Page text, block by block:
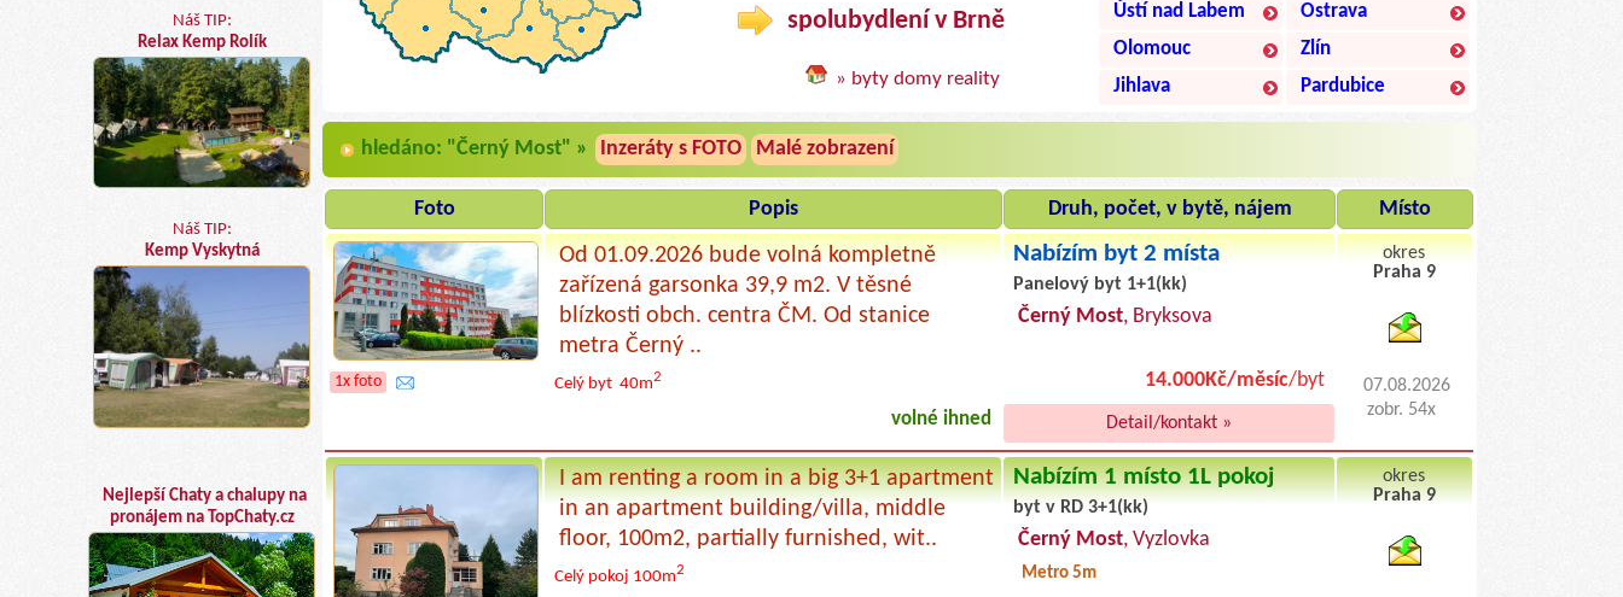
Náš TIP:
Relax Kemp Rolík
Náš TIP:
Kemp Vyskytná
Nejlepší Chaty a chalupy na
pronájem na TopChaty.cz
spolubydlení v Brně
» byty domy reality
Ústí nad Labem
Ostrava
Olomouc
Zlín
Jihlava
Pardubice
hledáno: "Černý Most" » Inzeráty s FOTO Malé zobrazení
Foto Popis Druh, počet, v bytě, nájem Místo
1x foto
Od 01.09.2026 bude volná kompletně
zařízená garsonka 39,9 m2. V těsné
blízkosti obch. centra ČM. Od stanice
metra Černý ..
Celý byt40m2
volné ihned
Nabízím byt 2 místa
Panelový byt 1+1(kk)
Černý Most, Bryksova
14.000Kč/měsíc/byt
Detail/kontakt »
okres
Praha 9
07.08.2026
zobr. 54x
I am renting a room in a big 3+1 apartment
in an apartment building/villa, middle
floor, 100m2, partially furnished, wit..
Celý pokoj 100m2
Nabízím 1 místo 1L pokoj
byt v RD 3+1(kk)
Černý Most, Vyzlovka
Metro 5m
okres
Praha 9